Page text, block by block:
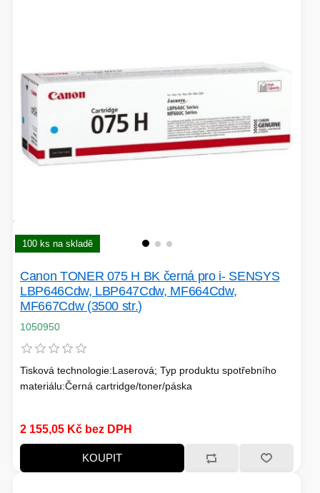
100 ks na skladě
Canon TONER 075 H BK černá pro i- SENSYS
LBP646Cdw, LBP647Cdw, MF664Cdw,
MF667Cdw (3500 str.)
1050950
Tisková technologie:Laserová; Typ produktu spotřebního
materiálu:Černá cartridge/toner/páska
2 155,05 Kč bez DPH
KOUPIT